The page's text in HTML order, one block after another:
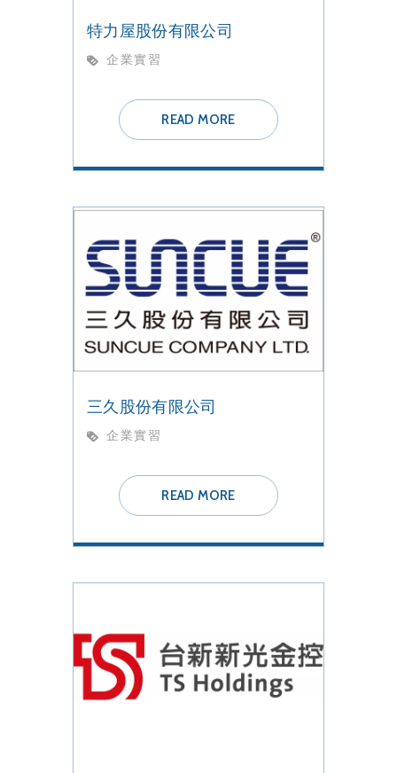
特力屋股份有限公司
企業實習
READ MORE
三久股份有限公司
企業實習
READ MORE